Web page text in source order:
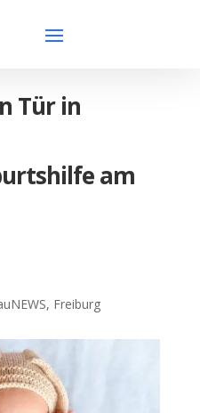
Tür in
am
, Freiburg